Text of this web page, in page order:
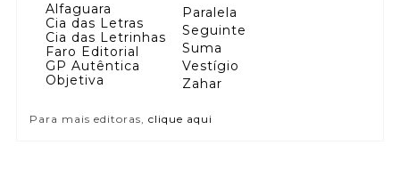
Alfaguara
Cia das Letras
Cia das Letrinhas
Faro Editorial
GP Autêntica
Objetiva
Paralela
Seguinte
Suma
Vestígio
Zahar
Para mais editoras, clique aqui